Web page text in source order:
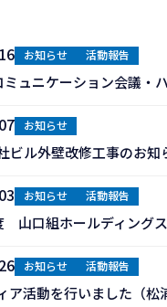
お知らせ 活動報告
ュニケーション会議・
お知らせ
ビル外壁改修工事のお知
お知らせ 活動報告
山口組ホールディングス
お知らせ 活動報告
ア活動を行いました（松